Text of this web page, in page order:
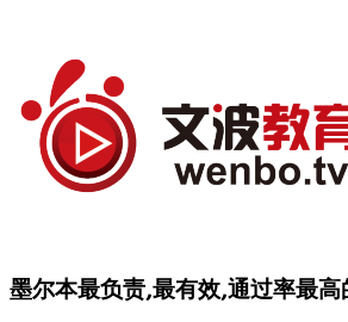
墨尔本最负责,最有效,通过率最